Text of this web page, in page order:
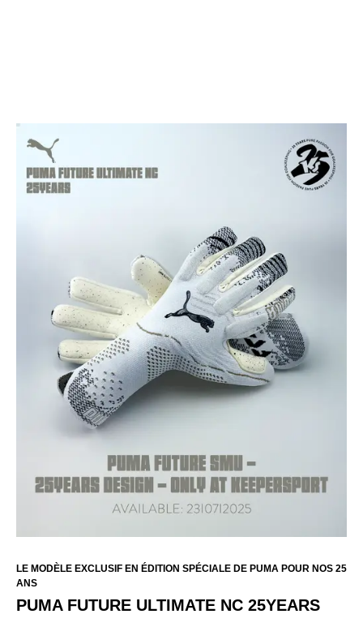
LE MODÈLE EXCLUSIF EN ÉDITION SPÉCIALE DE PUMA POUR NOS 25
ANS
PUMA FUTURE ULTIMATE NC 25YEARS